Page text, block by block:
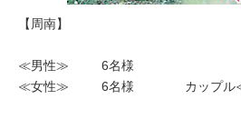
【周南】
≪男性≫ 6名様
≪女性≫ 6名様 カップル